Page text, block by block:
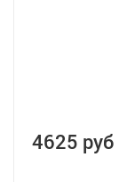
4625 руб